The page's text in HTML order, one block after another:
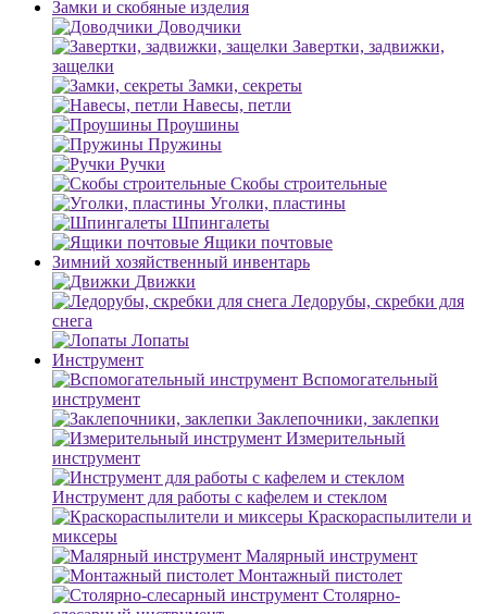
Замки и скобяные изделия
Доводчики
Завертки, задвижки,
защелки
Замки, секреты
Навесы, петли
Проушины
Пружины
Ручки
Скобы строительные
Уголки, пластины
Шпингалеты
Ящики почтовые
Зимний хозяйственный инвентарь
Движки
Ледорубы, скребки для
снега
Лопаты
Инструмент
Вспомогательный
инструмент
Заклепочники, заклепки
Измерительный
инструмент
Инструмент для работы с кафелем и стеклом
Краскораспылители и
миксеры
Малярный инструмент
Монтажный пистолет
Столярно-